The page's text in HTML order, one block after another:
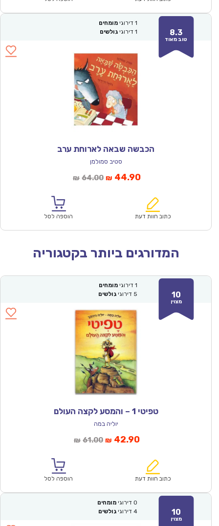
8.3
טוב מאוד
1 דירוגי מומחים
1 דירוגי גולשים
הכבשה שבאה לארוחת ערב
סטיב סמולמן
₪ 64.00המחיר
₪64.00.
₪ 44.90המחיר
הוא:
כתוב חוות דעת הוספה לסל
המדורגים ביותר בקטגוריה
10
מצוין
1 דירוגי מומחים
5 דירוגי גולשים
טפיטי 1 – והמסע לקצה העולם
יוליה במה
₪ 61.00המחיר
₪61.00.
₪ 42.90המחיר
הוא:
כתוב חוות דעת הוספה לסל
10
מצוין
0 דירוגי מומחים
4 דירוגי גולשים